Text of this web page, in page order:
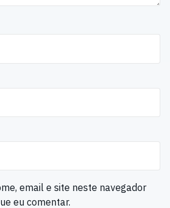
email e site neste navegador
eu comentar.